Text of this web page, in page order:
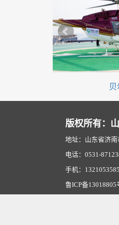
贝
版权所有：
地址：山东省济
电话：0531-
手机：
鲁ICP备13018805